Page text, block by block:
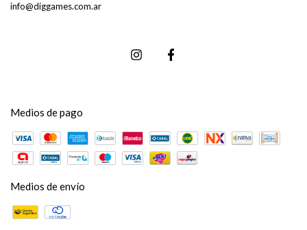
info@diggames.com.ar
Medios de pago
Medios de envío